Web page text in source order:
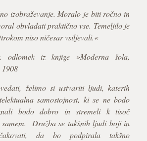
izobraževanje. Moralo je biti ročno in
obvladati praktično vse. Temeljilo je
niso ničesar vsiljevali.«
odlomek iz knjige »Moderna šola,
želimo si ustvariti ljudi, katerih
samostojnost, ki se ne bodo
bodo dobro in stremeli k tisoč
samem. Družba se takšnih ljudi boji in
da bo podpirala takšno